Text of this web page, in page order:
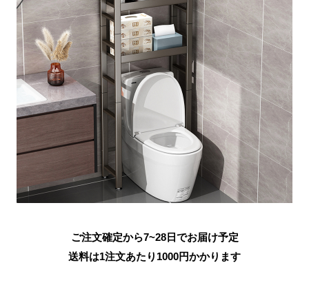
ご注文確定から7~28日でお届け予定
送料は1注文あたり 1000円かかります